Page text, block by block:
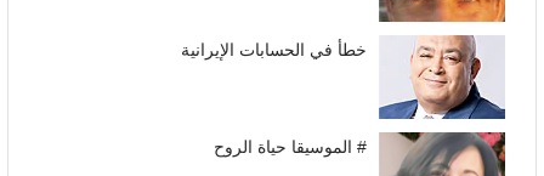
خطأ في الحسابات الإيرانية
# الموسيقا حياة الروح